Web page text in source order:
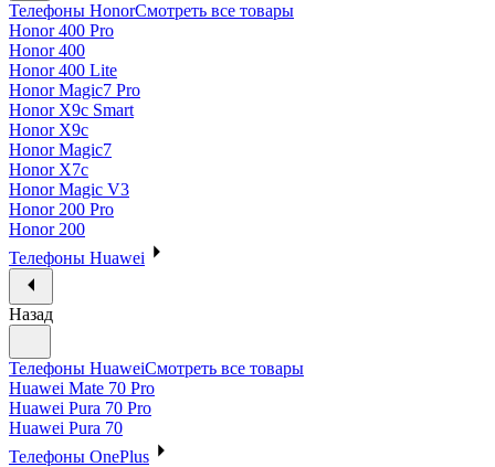
Телефоны HonorСмотреть все товары
Honor 400 Pro
Honor 400
Honor 400 Lite
Honor Magic7 Pro
Honor X9c Smart
Honor X9c
Honor Magic7
Honor X7c
Honor Magic V3
Honor 200 Pro
Honor 200
Телефоны Huawei
Назад
Телефоны HuaweiСмотреть все товары
Huawei Mate 70 Pro
Huawei Pura 70 Pro
Huawei Pura 70
Телефоны OnePlus